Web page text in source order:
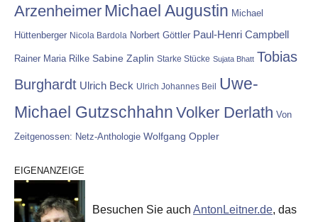
Arzenheimer Michael Augustin Michael
Hüttenberger Nicola Bardola Norbert Göttler Paul-Henri Campbell
Rainer Maria Rilke Sabine Zaplin Starke Stücke Sujata Bhatt Tobias
Burghardt Ulrich Beck Ulrich Johannes Beil Uwe-
Michael Gutzschhahn Volker Derlath Von
Zeitgenossen: Netz-Anthologie Wolfgang Oppler
EIGENANZEIGE
Besuchen Sie auch AntonLeitner.de, das